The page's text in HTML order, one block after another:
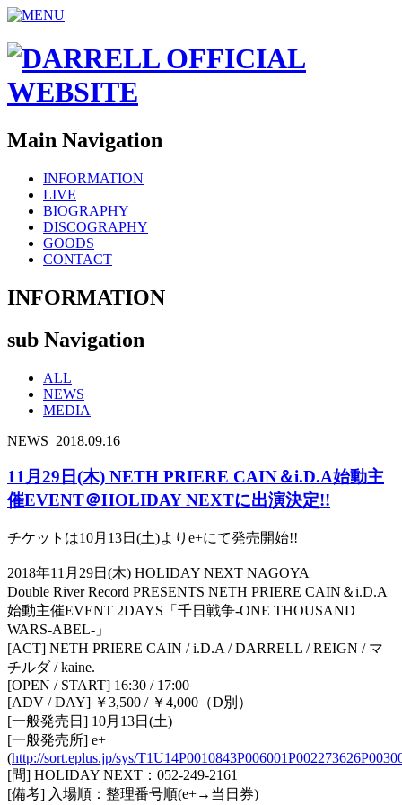
Main Navigation
INFORMATION
LIVE
BIOGRAPHY
DISCOGRAPHY
GOODS
CONTACT
INFORMATION
sub Navigation
ALL
NEWS
MEDIA
NEWS 2018.09.16
11月29日(木) NETH PRIERE CAIN＆i.D.A始動主
催EVENT＠HOLIDAY NEXTに出演決定!!
チケットは10月13日(土)よりe+にて発売開始!!
2018年11月29日(木) HOLIDAY NEXT NAGOYA
Double River Record PRESENTS NETH PRIERE CAIN＆i.D.A
始動主催EVENT 2DAYS「千日戦争-ONE THOUSAND
WARS-ABEL-」
[ACT] NETH PRIERE CAIN / i.D.A / DARRELL / REIGN / マ
チルダ / kaine.
[OPEN / START] 16:30 / 17:00
[ADV / DAY] ￥3,500 / ￥4,000（D別）
[一般発売日] 10月13日(土)
[一般発売所] e+
(http://sort.eplus.jp/sys/
[問] HOLIDAY NEXT：052-249-2161
[備考] 入場順：整理番号順(e+→当日券)